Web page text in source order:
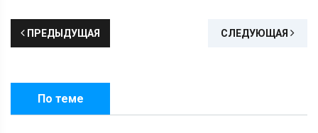
ПРЕДЫДУЩАЯ СЛЕДУЮЩАЯ
По теме